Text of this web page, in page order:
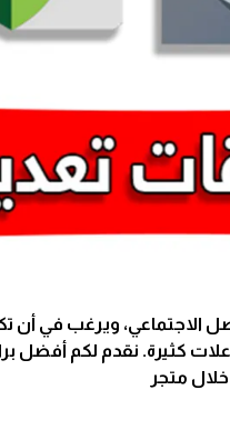
الاجتماعي، ويرغب في
كثيرة. نقدم لكم أفضل